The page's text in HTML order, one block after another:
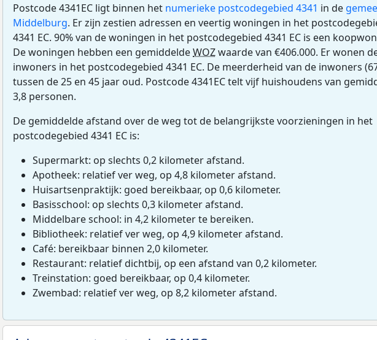
Postcode 4341EC ligt binnen het numerieke postcodegebied 4341 in de
Middelburg. Er zijn zestien adressen en veertig woningen in het
4341 EC. 90% van de woningen in het postcodegebied 4341 EC is een
De woningen hebben een gemiddeldeWOZwaarde van €406.000. Er wonen
inwoners in het postcodegebied 4341 EC. De meerderheid van de inwoners
tussen de 25 en 45 jaar oud. Postcode 4341EC telt vijf huishoudens van
3,8 personen.
De gemiddelde afstand over de weg tot de belangrijkste voorzieningen in het
postcodegebied 4341 EC is:
Supermarkt: op slechts 0,2 kilometer afstand.
Apotheek: relatief ver weg, op 4,8 kilometer afstand.
Huisartsenpraktijk: goed bereikbaar, op 0,6 kilometer.
Basisschool: op slechts 0,3 kilometer afstand.
Middelbare school: in 4,2 kilometer te bereiken.
Bibliotheek: relatief ver weg, op 4,9 kilometer afstand.
Café: bereikbaar binnen 2,0 kilometer.
Restaurant: relatief dichtbij, op een afstand van 0,2 kilometer.
Treinstation: goed bereikbaar, op 0,4 kilometer.
Zwembad: relatief ver weg, op 8,2 kilometer afstand.